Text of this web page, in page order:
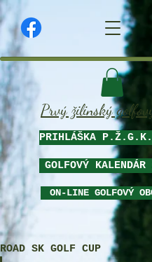
Prvý žilinský
GOLFOVÝ
ON-LINE GOLFOVÝ
PRIHLÁŠKA
ROAD SK GOLF CUP